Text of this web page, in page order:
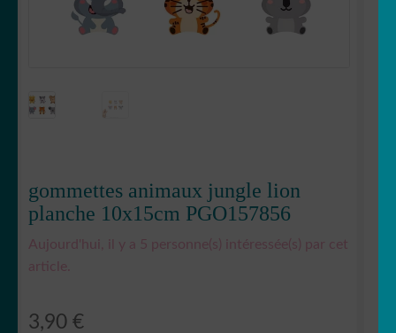
gommettes animaux jungle lion
planche 10x15cm PGO157856
Aujourd'hui, il y a 5 personne(s) intéressée(s) par cet
article.
3,90 €